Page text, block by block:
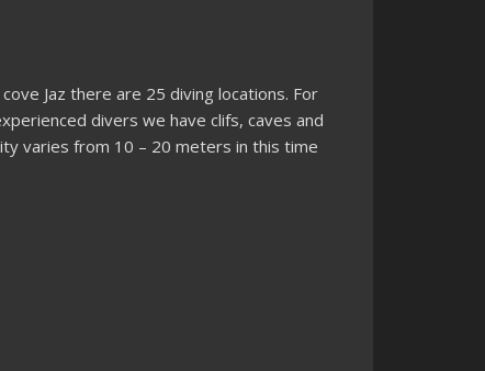
Jaz there are 25 diving locations. For
divers we have clifs, caves and
varies from 10 – 20 meters in this time